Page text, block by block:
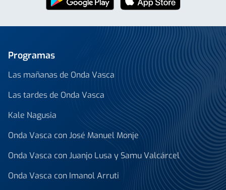
Programas
Las mañanas de Onda Vasca
Las tardes de Onda Vasca
Kale Nagusia
Onda Vasca con José Manuel Monje
Onda Vasca con Juanjo Lusa y Samu Valcárcel
Onda Vasca con Imanol Arruti